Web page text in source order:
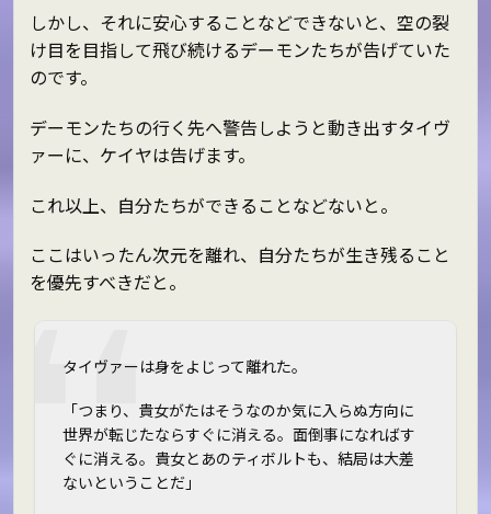
しかし、それに安心することなどできないと、空の裂
け目を目指して飛び続けるデーモンたちが告げていた
のです。
デーモンたちの行く先へ警告しようと動き出すタイヴ
ァーに、ケイヤは告げます。
これ以上、自分たちができることなどないと。
ここはいったん次元を離れ、自分たちが生き残ること
を優先すべきだと。
タイヴァーは身をよじって離れた。
「つまり、貴女がたはそうなのか――気に入らぬ方向に
世界が転じたならすぐに消える。面倒事になればす
ぐに消える。貴女とあのティボルトも、結局は大差
ないということだ」